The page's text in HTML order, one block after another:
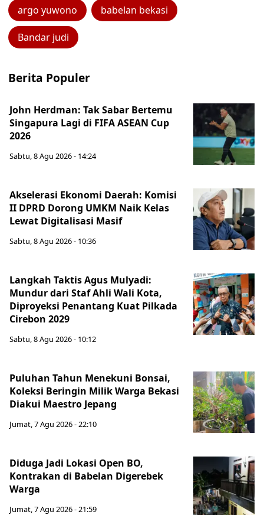
argo yuwono babelan bekasi
Bandar judi
Berita Populer
John Herdman: Tak Sabar Bertemu
Singapura Lagi di FIFA ASEAN Cup
2026
Sabtu, 8 Agu 2026 - 14:24
Akselerasi Ekonomi Daerah: Komisi
II DPRD Dorong UMKM Naik Kelas
Lewat Digitalisasi Masif
Sabtu, 8 Agu 2026 - 10:36
Langkah Taktis Agus Mulyadi:
Mundur dari Staf Ahli Wali Kota,
Diproyeksi Penantang Kuat Pilkada
Cirebon 2029
Sabtu, 8 Agu 2026 - 10:12
Puluhan Tahun Menekuni Bonsai,
Koleksi Beringin Milik Warga Bekasi
Diakui Maestro Jepang
Jumat, 7 Agu 2026 - 22:10
Diduga Jadi Lokasi Open BO,
Kontrakan di Babelan Digerebek
Warga
Jumat, 7 Agu 2026 - 21:59